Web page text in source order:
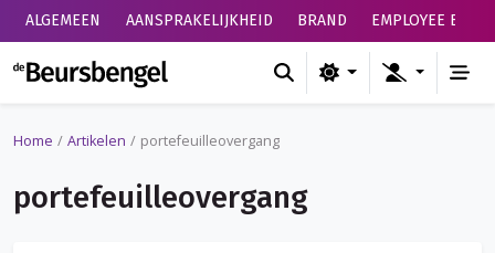
ALGEMEEN AANSPRAKELIJKHEID BRAND EMPLOYEE
de Beursbengel
Home Artikelen portefeuilleovergang
portefeuilleovergang